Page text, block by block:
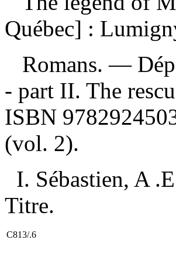
Québec] :
Romans. —
- part II. The
ISBN
(vol. 2).
I. Sébastien, A
Titre.
C813/.6